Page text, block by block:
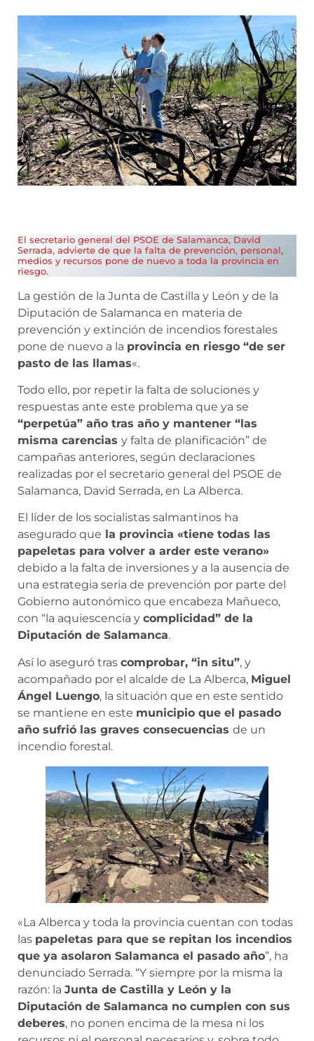
El secretario general del PSOE de Salamanca, David
Serrada, advierte de que la falta de prevención, personal,
medios y recursos pone de nuevo a toda la provincia en
riesgo.
La gestión de la Junta de Castilla y León y de la
Diputación de Salamanca en materia de
prevención y extinción de incendios forestales
pone de nuevo a la provincia en riesgo “de ser
pasto de las llamas«.
Todo ello, por repetir la falta de soluciones y
respuestas ante este problema que ya se
“perpetúa” año tras año y mantener “las
misma carencias y falta de planificación” de
campañas anteriores, según declaraciones
realizadas por el secretario general del PSOE de
Salamanca, David Serrada, en La Alberca.
El líder de los socialistas salmantinos ha
asegurado que la provincia «tiene todas las
papeletas para volver a arder este verano»
debido a la falta de inversiones y a la ausencia de
una estrategia seria de prevención por parte del
Gobierno autonómico que encabeza Mañueco,
con “la aquiescencia y complicidad” de la
Diputación de Salamanca.
Así lo aseguró tras comprobar, “in situ”, y
acompañado por el alcalde de La Alberca, Miguel
Ángel Luengo, la situación que en este sentido
se mantiene en este municipio que el pasado
año sufrió las graves consecuencias de un
incendio forestal.
«La Alberca y toda la provincia cuentan con todas
las papeletas para que se repitan los incendios
que ya asolaron Salamanca el pasado año”, ha
denunciado Serrada. “Y siempre por la misma la
razón: la Junta de Castilla y León y la
Diputación de Salamanca no cumplen con sus
deberes, no ponen encima de la mesa ni los